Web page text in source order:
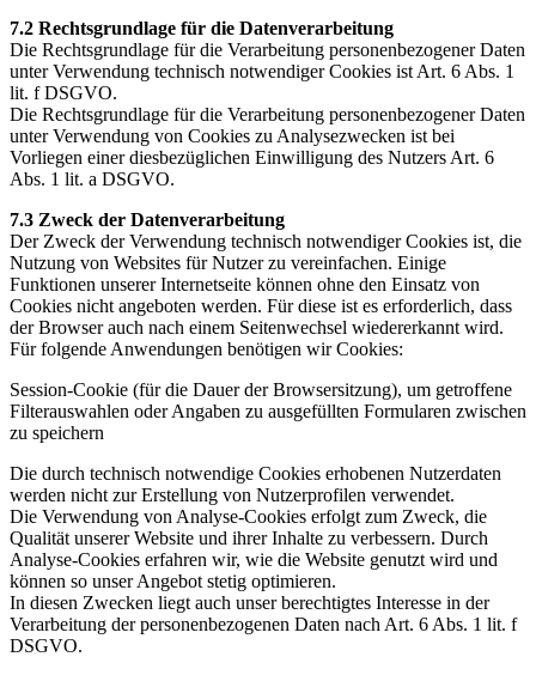
7.2 Rechtsgrundlage für die Datenverarbeitung
Die Rechtsgrundlage für die Verarbeitung personenbezogener Daten
unter Verwendung technisch notwendiger Cookies ist Art. 6 Abs. 1
lit. f DSGVO.
Die Rechtsgrundlage für die Verarbeitung personenbezogener Daten
unter Verwendung von Cookies zu Analysezwecken ist bei
Vorliegen einer diesbezüglichen Einwilligung des Nutzers Art. 6
Abs. 1 lit. a DSGVO.
7.3 Zweck der Datenverarbeitung
Der Zweck der Verwendung technisch notwendiger Cookies ist, die
Nutzung von Websites für Nutzer zu vereinfachen. Einige
Funktionen unserer Internetseite können ohne den Einsatz von
Cookies nicht angeboten werden. Für diese ist es erforderlich, dass
der Browser auch nach einem Seitenwechsel wiedererkannt wird.
Für folgende Anwendungen benötigen wir Cookies:
Session-Cookie (für die Dauer der Browsersitzung), um getroffene
Filterauswahlen oder Angaben zu ausgefüllten Formularen zwischen
zu speichern
Die durch technisch notwendige Cookies erhobenen Nutzerdaten
werden nicht zur Erstellung von Nutzerprofilen verwendet.
Die Verwendung von Analyse-Cookies erfolgt zum Zweck, die
Qualität unserer Website und ihrer Inhalte zu verbessern. Durch
Analyse-Cookies erfahren wir, wie die Website genutzt wird und
können so unser Angebot stetig optimieren.
In diesen Zwecken liegt auch unser berechtigtes Interesse in der
Verarbeitung der personenbezogenen Daten nach Art. 6 Abs. 1 lit. f
DSGVO.